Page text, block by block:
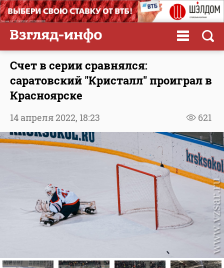
Счет в серии сравнялся:
саратовский "Кристалл" проиграл в
Красноярске
621
14 апреля 2022, 18:23